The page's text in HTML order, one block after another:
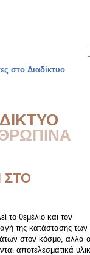
στο Διαδίκτυο
ΣΤΟ
το θεμέλιο και τον
της κατάστασης των
στον κόσμο, αλλά
αποτελεσματικά